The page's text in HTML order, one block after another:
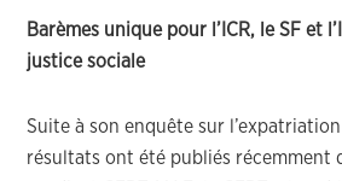
Barèmes unique pour l’ICR, le SF et
justice sociale
Suite à son enquête sur
résultats ont été publiés récemment